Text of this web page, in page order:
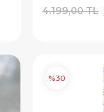
4.199,00 TL
%30